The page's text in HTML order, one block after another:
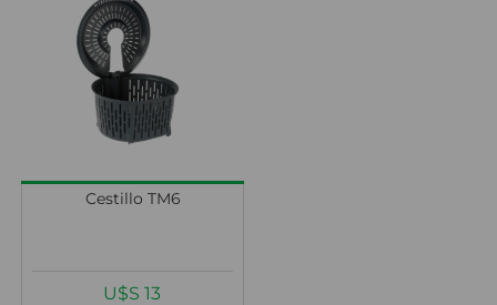
Cestillo TM6
U$S 13